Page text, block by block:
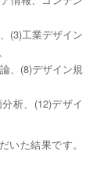
(3)工業デザイン
、(8)デザイン規
析、(12)デザイ
た結果です。